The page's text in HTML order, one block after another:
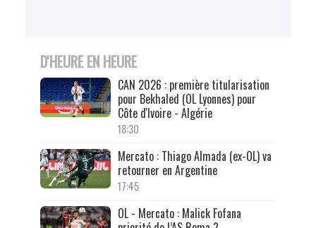
D'HEURE EN HEURE
CAN 2026 : première titularisation
pour Bekhaled (OL Lyonnes) pour
Côte d'Ivoire - Algérie
18:30
Mercato : Thiago Almada (ex-OL) va
retourner en Argentine
17:45
OL - Mercato : Malick Fofana